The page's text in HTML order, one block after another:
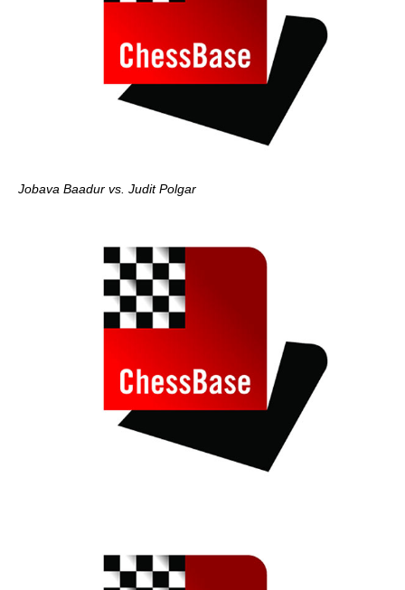
Jobava Baadur vs. Judit Polgar